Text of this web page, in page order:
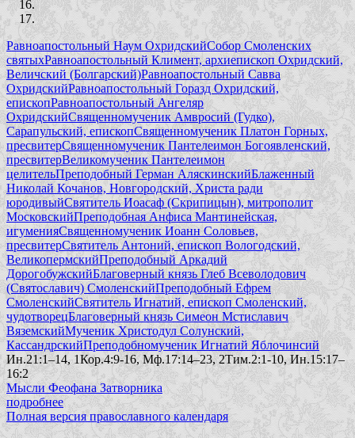
Равноапостольный Наум ОхридскийСобор Смоленских
святыхРавноапостольный Климент, архиепископ Охридский,
Величский (Болгарский)Равноапостольный Савва
ОхридскийРавноапостольный Горазд Охридский,
епископРавноапостольный Ангеляр
ОхридскийСвященномученик Амвросий (Гудко),
Сарапульский, епископСвященномученик Платон Горных,
пресвитерСвященномученик Пантелеимон Богоявленский,
пресвитерВеликомученик Пантелеимон
целительПреподобный Герман АляскинскийБлаженный
Николай Кочанов, Новгородский, Христа ради
юродивыйСвятитель Иоасаф (Скрипицын), митрополит
МосковскийПреподобная Анфиса Мантинейская,
игуменияСвященномученик Иоанн Соловьев,
пресвитерСвятитель Антоний, епископ Вологодский,
ВеликопермскийПреподобный Аркадий
ДорогобужскийБлаговерный князь Глеб Всеволодович
(Святославич) СмоленскийПреподобный Ефрем
СмоленскийСвятитель Игнатий, епископ Смоленский,
чудотворецБлаговерный князь Симеон Мстиславич
ВяземскийМученик Христодул Солунский,
КассандрскийПреподобномученик Игнатий Яблочинсий
Ин.21:1–14, 1Кор.4:9-16, Мф.17:14–23, 2Тим.2:1-10, Ин.15:17–
16:2
Мысли Феофана Затворника
подробнее
Полная версия православного календаря